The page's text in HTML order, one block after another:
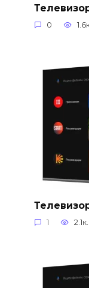
0
1 2.1к.